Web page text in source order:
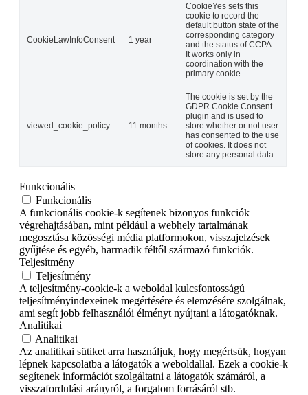
CookieLawInfoConsent 1 year
CookieYes sets this
cookie to record the
default button state of the
corresponding category
and the status of CCPA.
It works only in
coordination with the
primary cookie.
viewed_cookie_policy 11 months
The cookie is set by the
GDPR Cookie Consent
plugin and is used to
store whether or not user
has consented to the use
of cookies. It does not
store any personal data.
Funkcionális
Funkcionális
A funkcionális cookie-k segítenek bizonyos funkciók
végrehajtásában, mint például a webhely tartalmának
megosztása közösségi média platformokon, visszajelzések
gyűjtése és egyéb, harmadik féltől származó funkciók.
Teljesítmény
Teljesítmény
A teljesítmény-cookie-k a weboldal kulcsfontosságú
teljesítményindexeinek megértésére és elemzésére szolgálnak,
ami segít jobb felhasználói élményt nyújtani a látogatóknak.
Analitikai
Analitikai
Az analitikai sütiket arra használjuk, hogy megértsük, hogyan
lépnek kapcsolatba a látogatók a weboldallal. Ezek a cookie-k
segítenek információt szolgáltatni a látogatók számáról, a
visszafordulási arányról, a forgalom forrásáról stb.